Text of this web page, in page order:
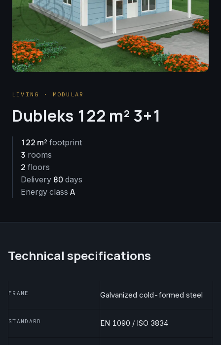
LIVING · MODULAR
Dubleks 122 m² 3+1
122 m² footprint
3 rooms
2 floors
Delivery 80 days
Energy classA
Technical specifications
FRAME Galvanized cold-formed steel
STANDARD EN 1090 / ISO 3834